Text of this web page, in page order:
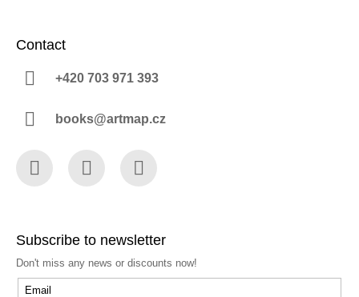
Contact
+420 703 971 393
books@artmap.cz
Subscribe to newsletter
Don't miss any news or discounts now!
Email